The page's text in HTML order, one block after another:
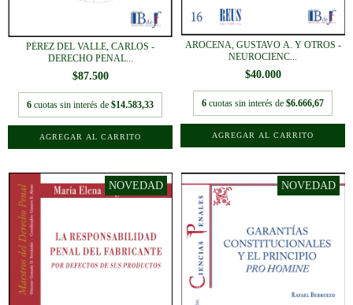
PÉREZ DEL VALLE, CARLOS -
DERECHO PENAL...
$87.500
6 cuotas sin interés de $14.583,33
AROCENA, GUSTAVO A. Y OTROS -
NEUROCIENC...
$40.000
6 cuotas sin interés de $6.666,67